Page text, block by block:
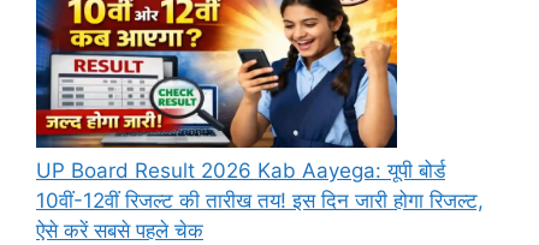
UP Board Result 2026 Kab Aayega: यूपी बोर्ड
10वीं-12वीं रिजल्ट की तारीख तय! इस दिन जारी होगा रिजल्ट,
ऐसे करें सबसे पहले चेक